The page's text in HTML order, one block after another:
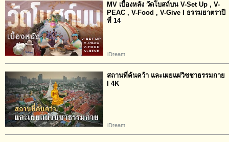
MV เบื้องหลัง วัดโบสถ์บน V-Set Up , V-
PEAC , V-Food , V-Give I ธรรมยาตราปี
ที่ 14
iDream
สถานที่ค้นคว้า และเผยแผ่วิชชาธรรมกาย
l 4K
iDream